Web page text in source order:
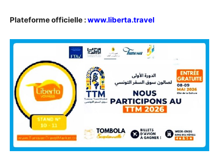
Plateforme officielle :www.liberta.travel